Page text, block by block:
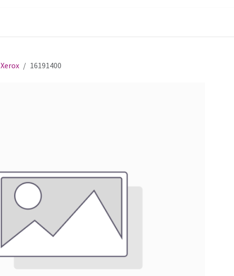
Xerox 16191400